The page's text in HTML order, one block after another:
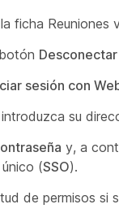
ficha Reuniones
Desconectar
sesión con
su
y, a
(SSO).
de permisos si